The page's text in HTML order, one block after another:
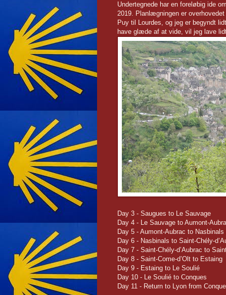
Undertegnede har en foreløbig ide
2019. Planlægningen er
Puy til Lourdes, og jeg er begyndt
have glæde af at vide, vil jeg lave
Day 3 - Saugues to Le Sauvage
Day 4 - Le Sauvage to Aumont-
Day 5 - Aumont-Aubrac to Nasbinals
Day 6 - Nasbinals to Saint-Chély-
Day 7 - Saint-Chély-d’Aubrac to
Day 8 - Saint-Come-d’Olt to Estaing
Day 9 - Estaing to Le Soulié
Day 10 - Le Soulié to Conques
Day 11 - Return to Lyon from